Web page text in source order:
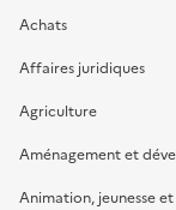
Achats
Affaires juridiques
Agriculture
Aménagement et
Animation, jeunesse